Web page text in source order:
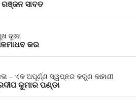
ରଞ୍ଜନ ସାବତ
ଦୁଃଖ
କର
– ଏକ ଅପୂର୍ଣ୍ଣ ସ୍ୱପ୍ନର କରୁଣ କାହାଣୀ
କୁମାର ପଣ୍ଡା